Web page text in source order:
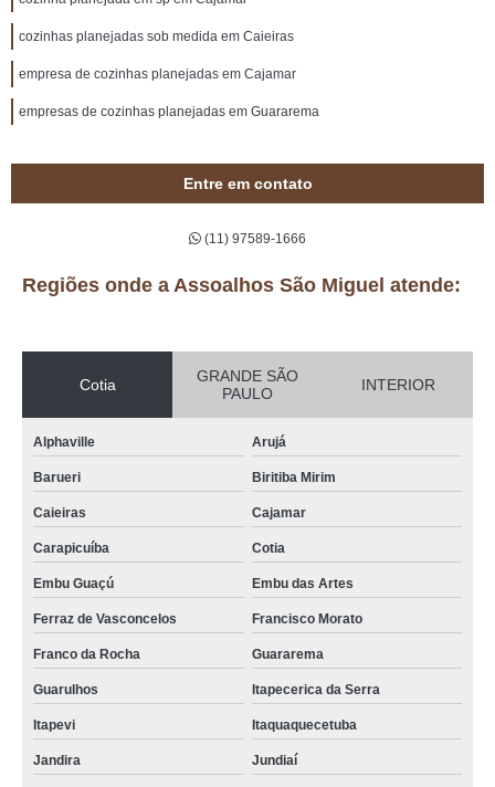
cozinhas planejadas sob medida em Caieiras
empresa de cozinhas planejadas em Cajamar
empresas de cozinhas planejadas em Guararema
Entre em contato
(11) 97589-1666
Regiões onde a Assoalhos São Miguel atende:
Cotia
GRANDE SÃO
PAULO
INTERIOR
Alphaville Arujá
Barueri Biritiba Mirim
Caieiras Cajamar
Carapicuíba Cotia
Embu Guaçú Embu das Artes
Ferraz de Vasconcelos Francisco Morato
Franco da Rocha Guararema
Guarulhos Itapecerica da Serra
Itapevi Itaquaquecetuba
Jandira Jundiaí